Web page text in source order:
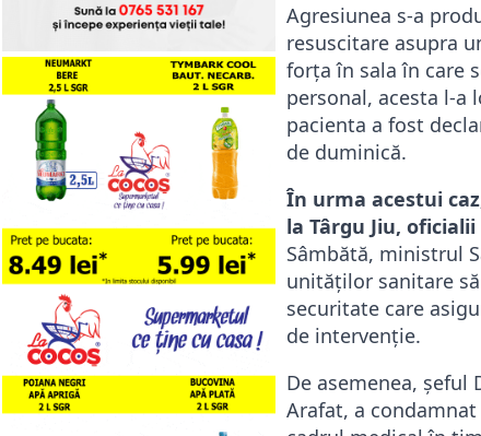
Agresiunea s-a
resuscitare asupra
forța în sala în care
personal, acesta l-a
pacienta a fost
de duminică.
În urma acestui
la Târgu Jiu,
Sâmbătă, ministrul
unităţilor sanitare
securitate care
de intervenţie.
De asemenea,
Arafat, a